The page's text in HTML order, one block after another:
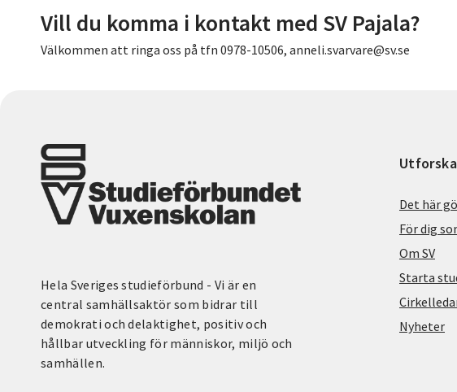
Vill du komma i kontakt med SV Pajala?
Välkommen att ringa oss på tfn 0978-10506, anneli.svarvare@sv.se
Hela Sveriges studieförbund - Vi är en
central samhällsaktör som bidrar till
demokrati och delaktighet, positiv och
hållbar utveckling för människor, miljö och
samhällen.
Utforska
Det här
För dig
Om SV
Starta
Nyheter